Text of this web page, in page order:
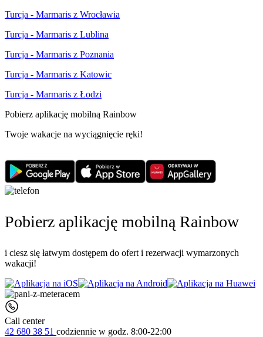
Turcja - Marmaris z Wrocławia
Turcja - Marmaris z Lublina
Turcja - Marmaris z Poznania
Turcja - Marmaris z Katowic
Turcja - Marmaris z Łodzi
Pobierz aplikację mobilną Rainbow
Twoje wakacje na wyciągnięcie ręki!
Pobierz aplikację mobilną Rainbow
i ciesz się łatwym dostępem do ofert i rezerwacji wymarzonych
wakacji!
Call center
42 680 38 51 codziennie w godz. 8:00-22:00